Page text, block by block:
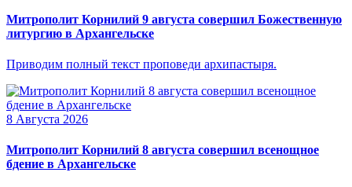
Митрополит Корнилий 9 августа совершил Божественную
литургию в Архангельске
Приводим полный текст проповеди архипастыря.
8 Августа 2026
Митрополит Корнилий 8 августа совершил всенощное
бдение в Архангельске